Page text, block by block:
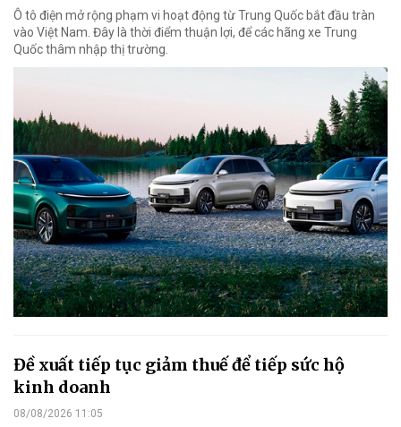
Ô tô điện mở rộng phạm vi hoạt động từ Trung Quốc bắt đầu tràn
vào Việt Nam. Đây là thời điểm thuận lợi, để các hãng xe Trung
Quốc thâm nhập thị trường.
Đề xuất tiếp tục giảm thuế để tiếp sức hộ
kinh doanh
08/08/2026 11:05